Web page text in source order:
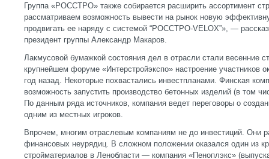
Группа «РОССТРО» также собирается расширить ассортимент
рассматриваем возможность вывести на рынок новую
продвигать ее наряду с системой “РОССТРО-VELOX”», —
президент группы Александр Макаров.
Лакмусовой бумажкой состояния дел в отрасли стали весенние
крупнейшем форуме «Интерстройэкспо» настроение участников
год назад. Некоторые похвастались инвестпланами. Финская
возможность запустить производство бетонных изделий (в том
По данным ряда источников, компания ведет переговоры о
одним из местных игроков.
Впрочем, многим отраслевым компаниям не до инвестиций. Они
финансовых неурядиц. В сложном положении оказался один из
стройматериалов в Ленобласти — компания «Пеноплэкс»